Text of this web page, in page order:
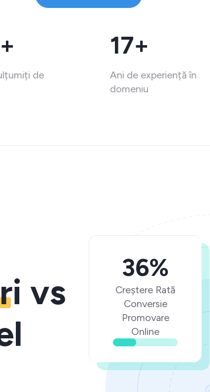
de
17+
Ani de experiență în
domeniu
vs
36%
Creștere Rată
Conversie
Promovare
Online